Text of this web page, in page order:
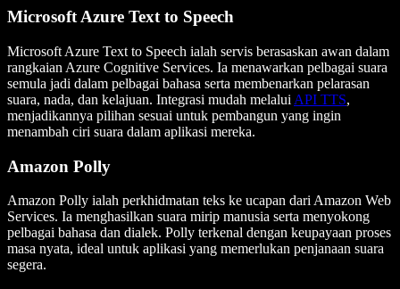
Microsoft Azure Text to Speech
Microsoft Azure Text to Speech ialah servis berasaskan awan dalam
rangkaian Azure Cognitive Services. Ia menawarkan pelbagai suara
semula jadi dalam pelbagai bahasa serta membenarkan pelarasan
suara, nada, dan kelajuan. Integrasi mudah melalui API TTS,
menjadikannya pilihan sesuai untuk pembangun yang ingin
menambah ciri suara dalam aplikasi mereka.
Amazon Polly
Amazon Polly ialah perkhidmatan teks ke ucapan dari Amazon Web
Services. Ia menghasilkan suara mirip manusia serta menyokong
pelbagai bahasa dan dialek. Polly terkenal dengan keupayaan proses
masa nyata, ideal untuk aplikasi yang memerlukan penjanaan suara
segera.